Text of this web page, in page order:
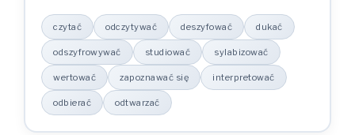
czytać odczytywać deszyfować dukać
odszyfrowywać studiować sylabizować
wertować zapoznawać się interpretować
odbierać odtwarzać